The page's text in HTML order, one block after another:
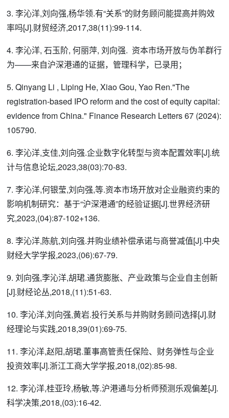
3. 李沁洋,刘向强,杨华领.有“关系”的财务顾问能提高并购效
率吗[J].财贸经济,2017,38(11):99-114.
4. 李沁洋, 石玉阶, 何丽萍, 刘向强. 资本市场开放与伪羊群行
为——来自沪深港通的证据，管理科学，已录用；
5. Qinyang Li , Liping He, Xiao Gou, Yao Ren."The
registration-based IPO reform and the cost of equity capital:
evidence from China." Finance Research Letters 67 (2024):
105790.
6. 李沁洋,支佳,刘向强.企业数字化转型与资本配置效率[J].统
计与信息论坛,2023,38(03):70-83.
7. 李沁洋,何银莹,刘向强,等.资本市场开放对企业融资约束的
影响机制研究：基于“沪深港通”的经验证据[J].世界经济研
究,2023,(04):87-102+136.
8. 李沁洋,陈航,刘向强.并购业绩补偿承诺与商誉减值[J].中央
财经大学学报,2023,(06):67-79.
9. 刘向强,李沁洋,胡珺.通货膨胀、产业政策与企业自主创新
[J].财经论丛,2018,(11):51-63.
10. 李沁洋,刘向强,黄岩.投行关系与并购财务顾问选择[J].财
经理论与实践,2018,39(01):69-75.
11. 李沁洋,赵阳,胡珺.董事高管责任保险、财务弹性与企业
投资效率[J].浙江工商大学学报,2018,(02):85-98.
12. 李沁洋,桂亚玲,杨敏,等.沪港通与分析师预测乐观偏差[J].
科学决策,2018,(03):16-42.